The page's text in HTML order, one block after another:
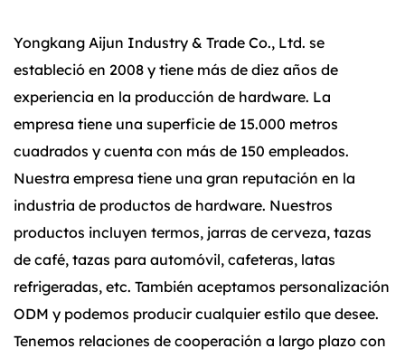
Yongkang Aijun Industry & Trade Co., Ltd. se
estableció en 2008 y tiene más de diez años de
experiencia en la producción de hardware. La
empresa tiene una superficie de 15.000 metros
cuadrados y cuenta con más de 150 empleados.
Nuestra empresa tiene una gran reputación en la
industria de productos de hardware. Nuestros
productos incluyen termos, jarras de cerveza, tazas
de café, tazas para automóvil, cafeteras, latas
refrigeradas, etc. También aceptamos personalización
ODM y podemos producir cualquier estilo que desee.
Tenemos relaciones de cooperación a largo plazo con